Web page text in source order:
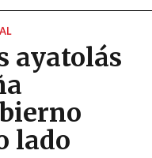
ayatolás
lado